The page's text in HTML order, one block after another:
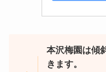
本沢梅園は傾
きます。